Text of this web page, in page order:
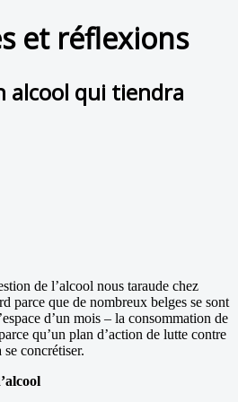
et réflexions
alcool qui tiendra
de l’alcool nous taraude chez
parce que de nombreux belges se sont
d’un mois – la consommation de
qu’un plan d’action de lutte contre
concrétiser.